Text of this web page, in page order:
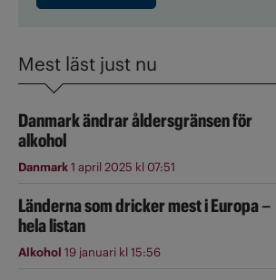
Mest läst just nu
Danmark ändrar åldersgränsen för
alkohol
Danmark1 april 2025 kl 07:51
Länderna som dricker mest i Europa –
hela listan
Alkohol 19 januari kl 15:56